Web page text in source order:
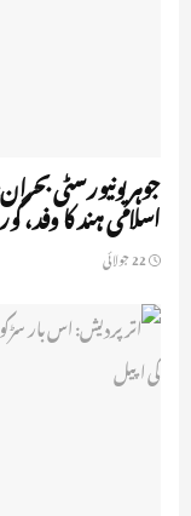
جوہر یونیورسٹی
اسلامی ہند کا